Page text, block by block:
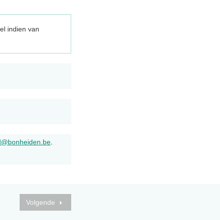
indien van
Volgende